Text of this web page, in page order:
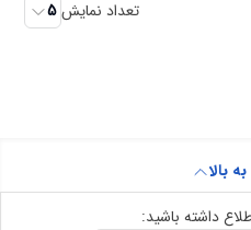
تعداد نمایش 5
بالا
داشته باشید: